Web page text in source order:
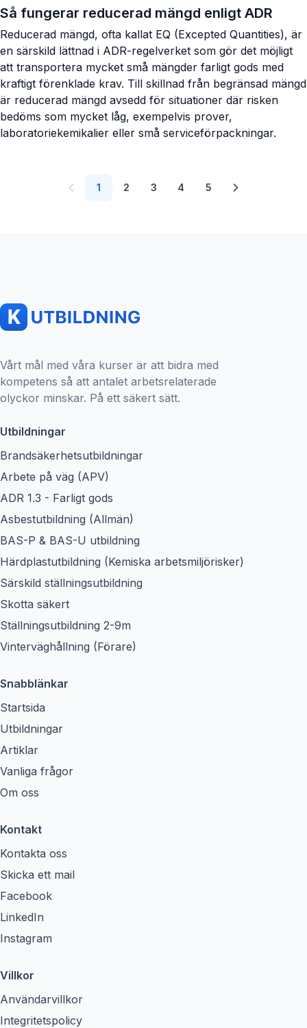
Så fungerar reducerad mängd enligt ADR
Reducerad mängd, ofta kallat EQ (Excepted Quantities), är
en särskild lättnad i ADR-regelverket som gör det möjligt
att transportera mycket små mängder farligt gods med
kraftigt förenklade krav. Till skillnad från begränsad mängd
är reducerad mängd avsedd för situationer där risken
bedöms som mycket låg, exempelvis prover,
laboratoriekemikalier eller små serviceförpackningar.
1 2 3 4 5
Vårt mål med våra kurser är att bidra med
kompetens så att antalet arbetsrelaterade
olyckor minskar. På ett säkert sätt.
Utbildningar
Brandsäkerhetsutbildningar
Arbete på väg (APV)
ADR 1.3 - Farligt gods
Asbestutbildning (Allmän)
BAS-P & BAS-U utbildning
Härdplastutbildning (Kemiska arbetsmiljörisker)
Särskild ställningsutbildning
Skotta säkert
Ställningsutbildning 2-9m
Vinterväghållning (Förare)
Snabblänkar
Startsida
Utbildningar
Artiklar
Vanliga frågor
Om oss
Kontakt
Kontakta oss
Skicka ett mail
Facebook
LinkedIn
Instagram
Villkor
Användarvillkor
Integritetspolicy